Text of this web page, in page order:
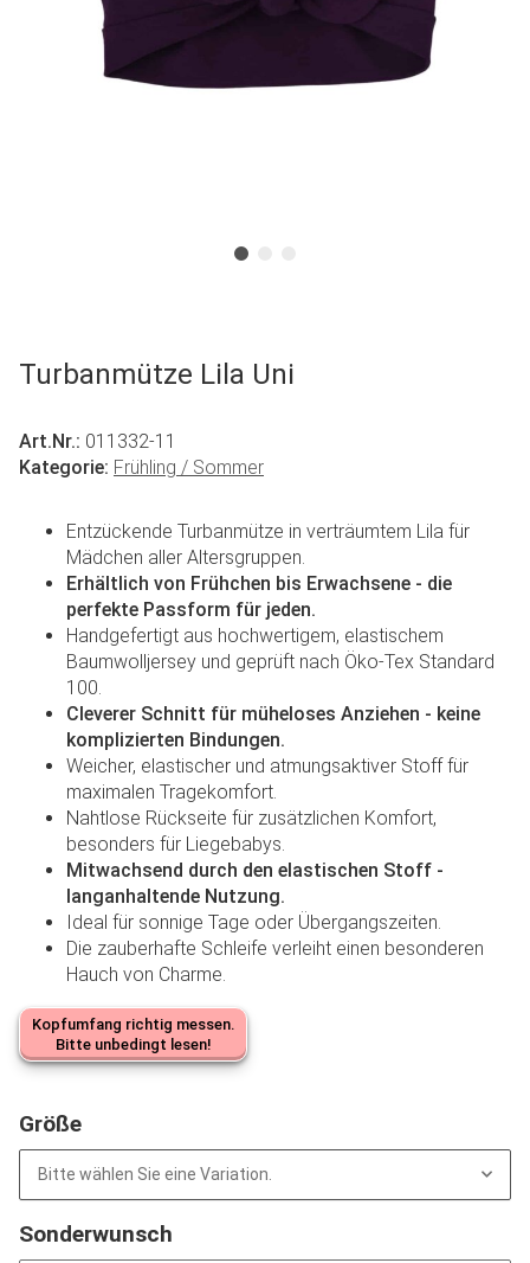
Turbanmütze Lila Uni
Art.Nr.: 011332-11
Kategorie: Frühling / Sommer
Entzückende Turbanmütze in verträumtem Lila für
Mädchen aller Altersgruppen.
Erhältlich von Frühchen bis Erwachsene - die
perfekte Passform für jeden.
Handgefertigt aus hochwertigem, elastischem
Baumwolljersey und geprüft nach Öko-Tex Standard
100.
Cleverer Schnitt für müheloses Anziehen - keine
komplizierten Bindungen.
Weicher, elastischer und atmungsaktiver Stoff für
maximalen Tragekomfort.
Nahtlose Rückseite für zusätzlichen Komfort,
besonders für Liegebabys.
Mitwachsend durch den elastischen Stoff -
langanhaltende Nutzung.
Ideal für sonnige Tage oder Übergangszeiten.
Die zauberhafte Schleife verleiht einen besonderen
Hauch von Charme.
Kopfumfang richtig messen.
Bitte unbedingt lesen!
Größe
Bitte wählen Sie eine Variation.
Sonderwunsch